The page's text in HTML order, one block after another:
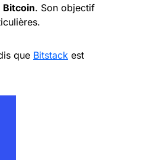
Bitcoin. Son objectif
que Bitstack est